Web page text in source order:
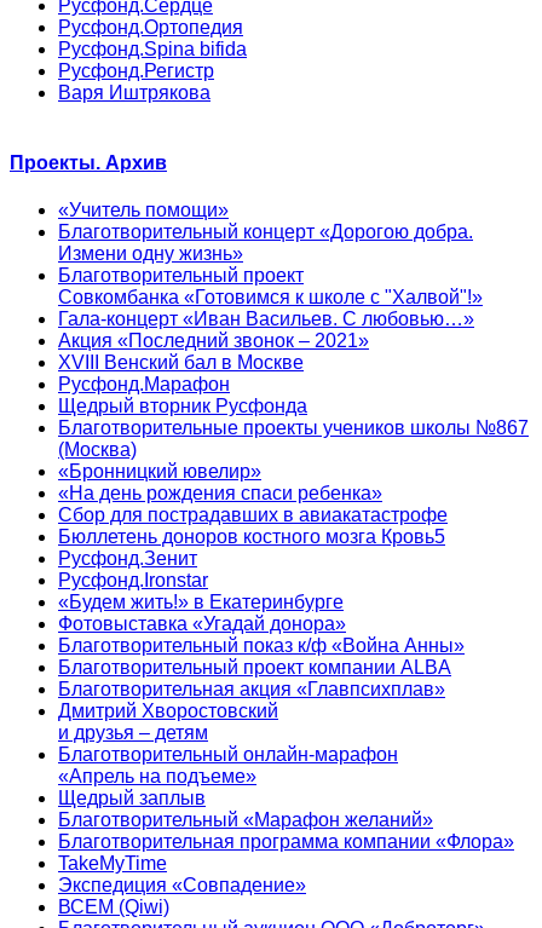
Русфонд.Сердце
Русфонд.Ортопедия
Русфонд.Spina bifida
Русфонд.Регистр
Варя Иштрякова
Проекты. Архив
«Учитель помощи»
Благотворительный концерт «Дорогою добра.
Измени одну жизнь»
Благотворительный проект
Совкомбанка «Готовимся к школе с "Халвой"!»
Гала-концерт «Иван Васильев. С любовью…»
Акция «Последний звонок – 2021»
XVIII Венский бал в Москве
Русфонд.Марафон
Щедрый вторник Русфонда
Благотворительные проекты учеников школы №867
(Москва)
«Бронницкий ювелир»
«На день рождения спаси ребенка»
Сбор для пострадавших в авиакатастрофе
Бюллетень доноров костного мозга Кровь5
Русфонд.Зенит
Русфонд.Ironstar
«Будем жить!» в Екатеринбурге
Фотовыставка «Угадай донора»
Благотворительный показ к/ф «Война Анны»
Благотворительный проект компании ALBA
Благотворительная акция «Главпсихплав»
Дмитрий Хворостовский
и друзья – детям
Благотворительный онлайн‑марафон
«Апрель на подъеме»
Щедрый заплыв
Благотворительный «Марафон желаний»
Благотворительная программа компании «Флора»
TakeMyTime
Экспедиция «Совпадение»
ВСЕМ (Qiwi)